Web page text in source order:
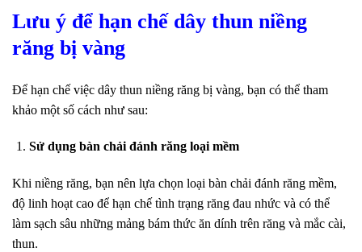
Lưu ý để hạn chế dây thun niềng
răng bị vàng
Để hạn chế việc dây thun niềng răng bị vàng, bạn có thể tham
khảo một số cách như sau:
Sử dụng bàn chải đánh răng loại mềm
Khi niềng răng, bạn nên lựa chọn loại bàn chải đánh răng mềm,
độ linh hoạt cao để hạn chế tình trạng răng đau nhức và có thể
làm sạch sâu những mảng bám thức ăn dính trên răng và mắc cài,
thun.